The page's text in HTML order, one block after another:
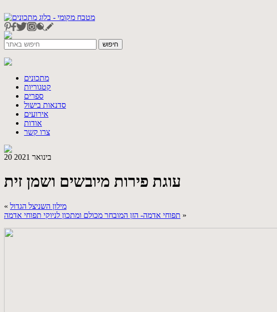
מתכונים
קטגוריות
ספרים
סדנאות בישול
אירועים
אודות
צרו קשר
20 בינואר 2021
עוגת פירות מיובשים ושמן זית
« מילון השניצל הגדול
תפוחי אדמה- הזן המובחר מכולם ומתכון לניוקי תפוחי אדמה »